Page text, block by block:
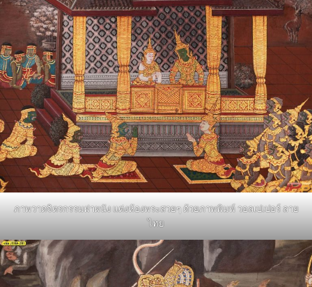
ภาพวาดจิตรกรรมฝาผนัง แต่งห้องพระสวยๆ ด้วยภาพพิมพ์ วอลเปเปอร์ ลาย
ไทย